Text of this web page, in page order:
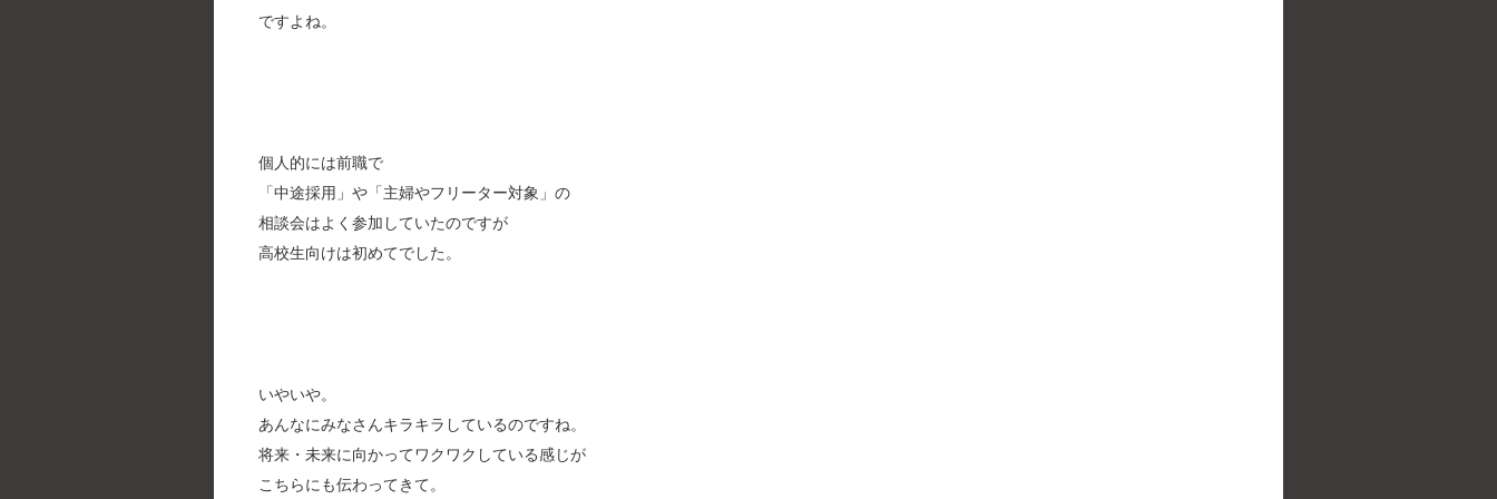
ですよね。
個人的には前職で
「中途採用」や「主婦やフリーター対象」の
相談会はよく参加していたのですが
高校生向けは初めてでした。
いやいや。
あんなにみなさんキラキラしているのですね。
将来・未来に向かってワクワクしている感じが
こちらにも伝わってきて。